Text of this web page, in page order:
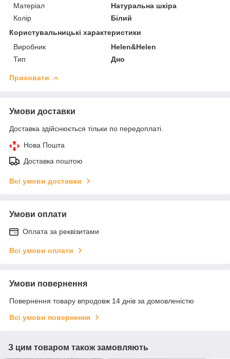
Матеріал
Натуральна шкіра
Колір
Білий
Користувальницькі характеристики
Виробник
Helen&Helen
Тип
Дно
Приховати
Умови доставки
Доставка здійснюється тільки по передоплаті.
Нова Пошта
Доставка поштою
Всі умови доставки
Умови оплати
Оплата за реквізитами
Всі умови оплати
Умови повернення
Повернення товару впродовж 14 днів за домовленістю
Всі умови повернення
З цим товаром також замовляють